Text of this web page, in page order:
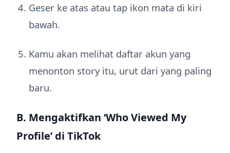
Geser ke atas atau tap ikon mata di kiri
bawah.
Kamu akan melihat daftar akun yang
menonton story itu, urut dari yang paling
baru.
B. Mengaktifkan ‘Who Viewed My
Profile’ di TikTok